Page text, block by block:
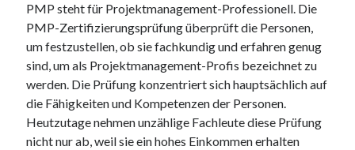
PMP steht für Projektmanagement-Professionell. Die
PMP-Zertifizierungsprüfung überprüft die Personen,
um festzustellen, ob sie fachkundig und erfahren genug
sind, um als Projektmanagement-Profis bezeichnet zu
werden. Die Prüfung konzentriert sich hauptsächlich auf
die Fähigkeiten und Kompetenzen der Personen.
Heutzutage nehmen unzählige Fachleute diese Prüfung
nicht nur ab, weil sie ein hohes Einkommen erhalten